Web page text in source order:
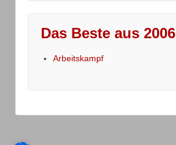
Das Beste aus 2006
Arbeitskampf